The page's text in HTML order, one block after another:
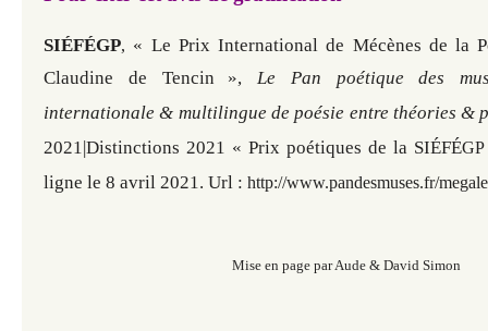
SIÉFÉGP, « Le Prix International de Mécènes de la
Claudine de Tencin
»,Le Pan poétique des
internationale & multilingue de poésie entre théories &
2021|Distinctions 2021 « Prix poétiques de la SIÉFÉGP
ligne le 8 avril 2021. Url : http://www.pandesmuses.fr/
Mise en page par Aude & David Simon